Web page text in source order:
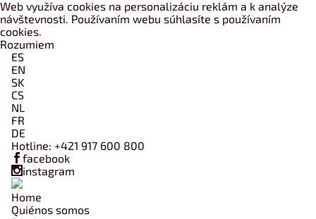
Web využíva cookies na personalizáciu reklám a k analýze
návštevnosti. Používaním webu súhlasíte s používaním
cookies.
Rozumiem
ES
EN
SK
CS
NL
FR
DE
Hotline: +421 917 600 800
facebook
instagram
Home
Quiénos somos